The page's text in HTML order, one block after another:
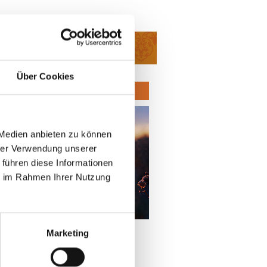
Über Cookies
anbieten zu können
Verwendung unserer
diese Informationen
Rahmen Ihrer Nutzung
Marketing
& Retreats